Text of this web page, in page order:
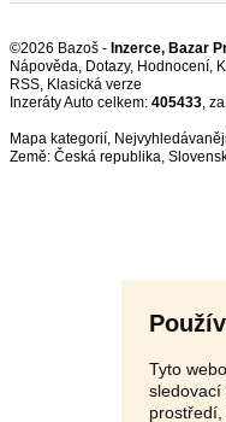
Tyto
sledovací
©2026 Bazoš - Inzerce, Bazar
Nápověda, Dotazy, Hodnocení,
RSS,
Inzeráty Auto celkem: 405433,
Mapa kategorií,
Země: Česká republika,